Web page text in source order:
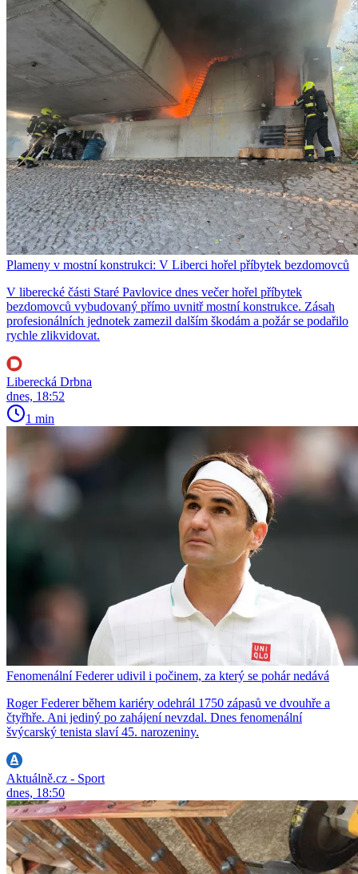
Plameny v mostní konstrukci: V Liberci hořel příbytek bezdomovců
V liberecké části Staré Pavlovice dnes večer hořel příbytek
bezdomovců vybudovaný přímo uvnitř mostní konstrukce. Zásah
profesionálních jednotek zamezil dalším škodám a požár se podařilo
rychle zlikvidovat.
Liberecká Drbna
dnes, 18:52
1 min
Fenomenální Federer udivil i počinem, za který se pohár nedává
Roger Federer během kariéry odehrál 1750 zápasů ve dvouhře a
čtyřhře. Ani jediný po zahájení nevzdal. Dnes fenomenální
švýcarský tenista slaví 45. narozeniny.
Aktuálně.cz - Sport
dnes, 18:50